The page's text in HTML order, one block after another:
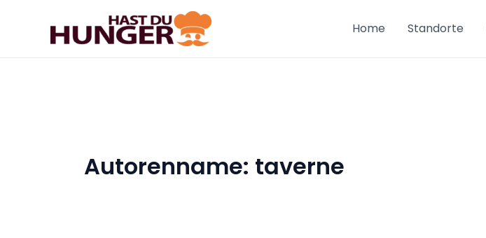
Home Standorte
Autorenname: taverne